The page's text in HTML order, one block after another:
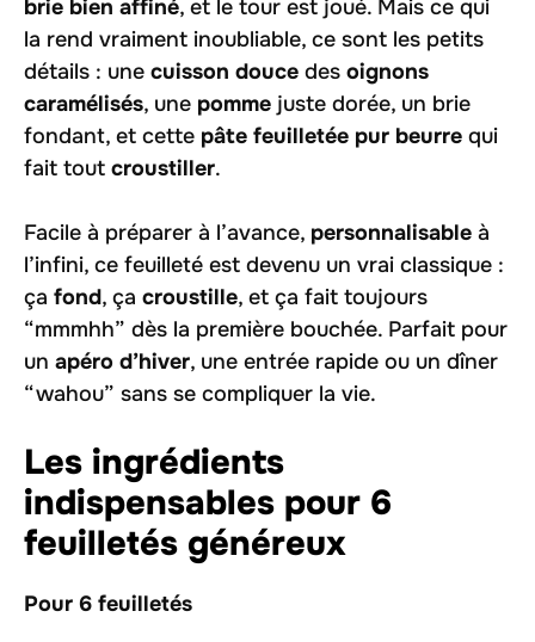
brie bien affiné, et le tour est joué. Mais ce qui
la rend vraiment inoubliable, ce sont les petits
détails : une cuisson douce des oignons
caramélisés, une pomme juste dorée, un brie
fondant, et cette pâte feuilletée pur beurre qui
fait tout croustiller.
Facile à préparer à l’avance, personnalisable à
l’infini, ce feuilleté est devenu un vrai classique :
ça fond, ça croustille, et ça fait toujours
“mmmhh” dès la première bouchée. Parfait pour
un apéro d’hiver, une entrée rapide ou un dîner
“wahou” sans se compliquer la vie.
Les ingrédients
indispensables pour 6
feuilletés généreux
Pour 6 feuilletés